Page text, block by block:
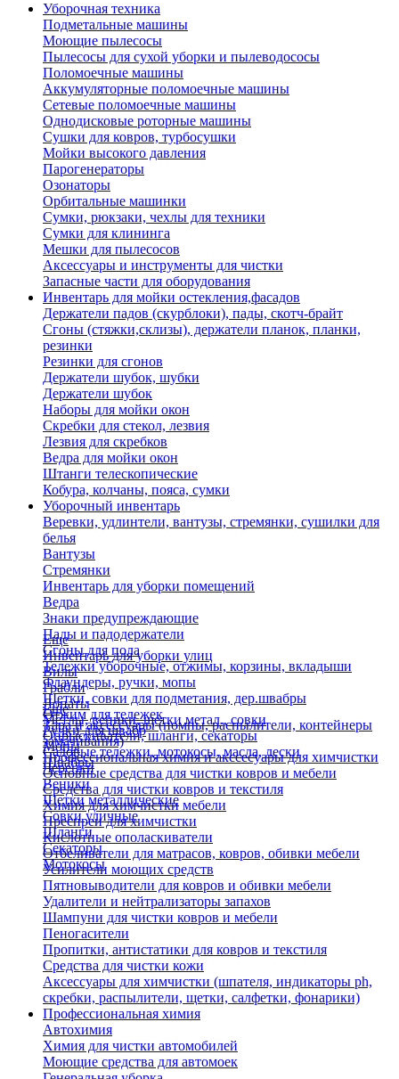
Уборочная техника
Подметальные машины
Моющие пылесосы
Пылесосы для сухой уборки и пылеводососы
Поломоечные машины
Аккумуляторные поломоечные машины
Сетевые поломоечные машины
Однодисковые роторные машины
Сушки для ковров, турбосушки
Мойки высокого давления
Парогенераторы
Озонаторы
Орбитальные машинки
Сумки, рюкзаки, чехлы для техники
Сумки для клининга
Мешки для пылесосов
Аксессуары и инструменты для чистки
Запасные части для оборудования
Инвентарь для мойки остекления,фасадов
Держатели падов (скурблоки), пады, скотч-брайт
Сгоны (стяжки,склизы), держатели планок, планки,
резинки
Резинки для сгонов
Держатели шубок, шубки
Держатели шубок
Наборы для мойки окон
Скребки для стекол, лезвия
Лезвия для скребков
Ведра для мойки окон
Штанги телескопические
Кобура, колчаны, пояса, сумки
Уборочный инвентарь
Веревки, удлинтели, вантузы, стремянки, сушилки для
белья
Вантузы
Стремянки
Инвентарь для уборки помещений
Ведра
Знаки предупреждающие
Пады и падодержатели
Сгоны для пола
Тележки уборочные, отжимы, корзины, вкладыши
Флаундеры, ручки, мопы
Щетки, совки для подметания, дер.швабры
Отжим для тележек
Ручки для швабр
Мопы
Швабры
Еще
Инвентарь для уборки улиц
Вилы
Грабли
Лопаты
Метлы, веники, щетки метал., совки
Опрыскиватели, шланги, секаторы
Садовые тележки, мотокосы, масла, лески
Черенки
Веники
Щетки металлические
Совки уличные
Шланги
Секаторы
Мотокосы
Еще
Тара и аксессуары (помпы, распылители, контейнеры
замачивания)
Профессиональная химия и акссесуары для химчистки
Основные средства для чистки ковров и мебели
Средства для чистки ковров и текстиля
Химия для химчистки мебели
Преспреи для химчистки
Кислотные ополаскиватели
Отбеливатели для матрасов, ковров, обивки мебели
Усилители моющих средств
Пятновыводители для ковров и обивки мебели
Удалители и нейтрализаторы запахов
Шампуни для чистки ковров и мебели
Пеногасители
Пропитки, антистатики для ковров и текстиля
Средства для чистки кожи
Аксессуары для химчистки (шпателя, индикаторы ph,
скребки, распылители, щетки, салфетки, фонарики)
Профессиональная химия
Автохимия
Химия для чистки автомобилей
Моющие средства для автомоек